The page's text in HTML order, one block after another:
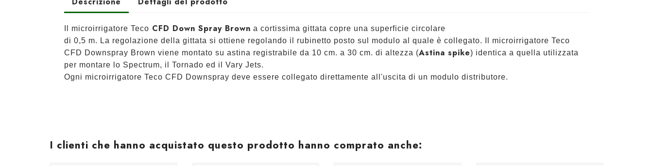
Il microirrigatore Teco CFD Down Spray Brown a cortissima gittata copre una superficie circolare
di 0,5 m. La regolazione della gittata si ottiene regolando il rubinetto posto sul modulo al quale è collegato. Il microirrigatore Teco
CFD Downspray Brown viene montato su astina registrabile da 10 cm. a 30 cm. di altezza (Astina spike) identica a quella utilizzata
per montare lo Spectrum, il Tornado ed il Vary Jets.
Ogni microirrigatore Teco CFD Downspray deve essere collegato direttamente all'uscita di un modulo distributore.
I clienti che hanno acquistato questo prodotto hanno comprato anche: